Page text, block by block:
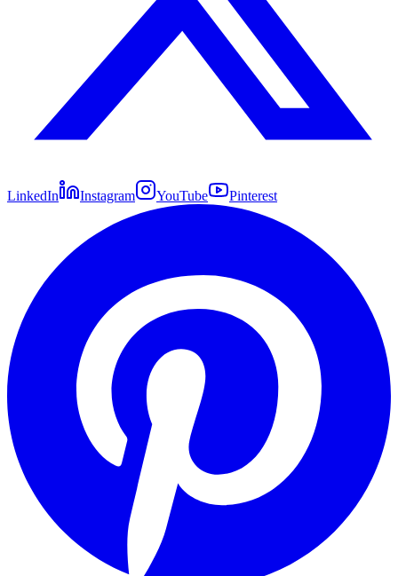
LinkedIn Instagram YouTube Pinterest